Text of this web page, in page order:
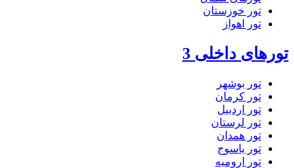
تور خوزستان
تور اهواز
تورهای داخلی 3
تور بوشهر
تور کرمان
تور اردبیل
تور لرستان
تور همدان
تور یاسوج
تور ارومیه